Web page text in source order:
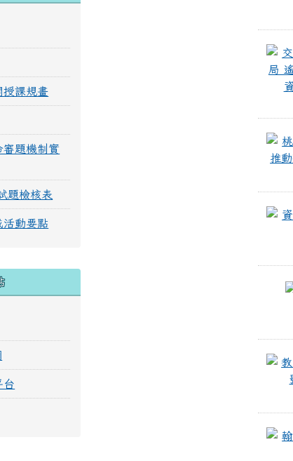
授課規畫
審題機制實
題檢核表
活動要點
台